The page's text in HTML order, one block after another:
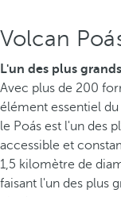
Volcan
L'un des plus
Avec plus de 200
élément essentiel
le Poás est l'un des
accessible et
1,5 kilomètre de
faisant l'un des plus